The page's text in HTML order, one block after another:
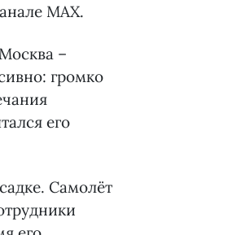
МАХ.
–
громко
его
Самолёт